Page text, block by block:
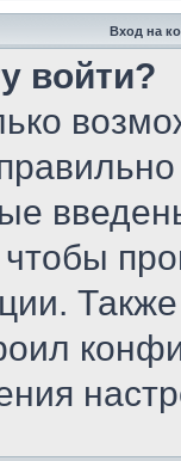
Вход на
войти?